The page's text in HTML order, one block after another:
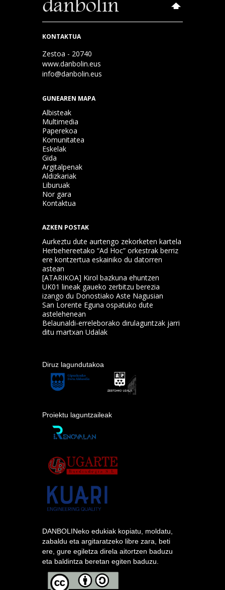
KONTAKTUA
Zestoa - 20740
www.danbolin.eus
info@danbolin.eus
GUNEAREN MAPA
Albisteak
Multimedia
Paperekoa
Komunitatea
Eskelak
Gida
Argitalpenak
Aldizkariak
Liburuak
Nor gara
Kontaktua
AZKEN POSTAK
Aurkeztu dute aurtengo zekorketen kartela
Herbehereetako “Ad Hoc” orkestrak berriz
ere kontzertua eskainiko du datorren
astean
[ATARIKOA] Kirol bazkuna ehuntzen
UK01 lineak gaueko zerbitzu berezia
izango du Donostiako Aste Nagusian
San Lorente Eguna ospatuko dute
astelehenean
Belaunaldi-erreleborako dirulaguntzak jarri
ditu martxan Udalak
Diruz lagundutakoa
Proiektu laguntzaileak
DANBOLINeko edukiak kopiatu, moldatu,
zabaldu eta argitaratzeko libre zara, beti
ere, gure egiletza direla aitortzen baduzu
eta baldintza beretan egiten baduzu.